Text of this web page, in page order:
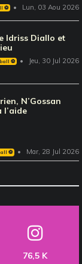
⚽️ Lun, 03 Aou 2026
Idriss Diallo et
⚽️ Jeu, 30 Jul 2026
N’Gossan
l’aide
⚽️ Mar, 28 Jul 2026
76,5 K